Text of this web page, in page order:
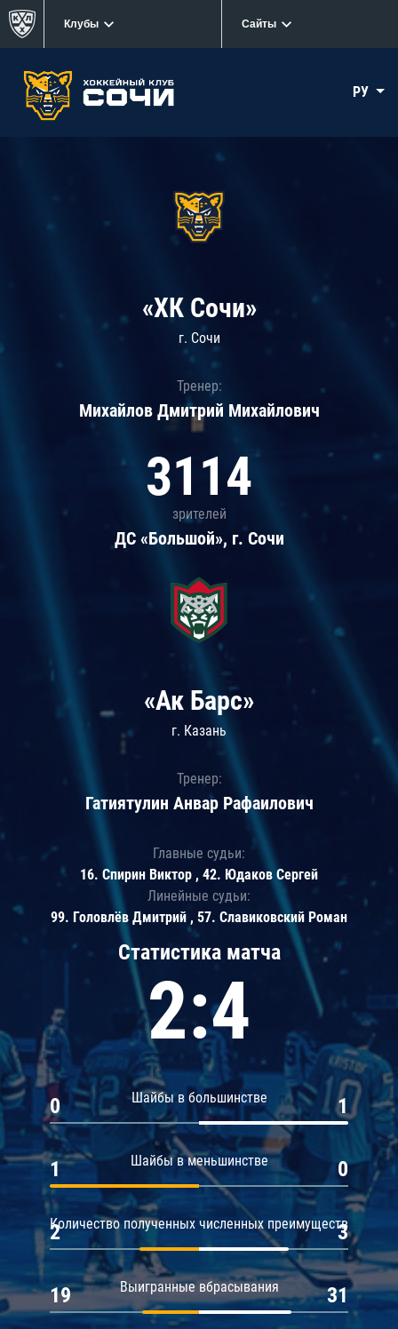
Клубы Сайты
РУ
«ХК Сочи»
г. Сочи
Тренер:
Михайлов Дмитрий Михайлович
3114
зрителей
ДС «Большой», г. Сочи
Статистика матча
2:4
Шайбы в большинстве
0 1
Шайбы в меньшинстве
1 0
Количество полученных численных преимуществ
2 3
Выигранные вбрасывания
19 31
«Ак Барс»
г. Казань
Тренер:
Гатиятулин Анвар Рафаилович
Главные судьи:
16. Спирин Виктор , 42. Юдаков Сергей
Линейные судьи:
99. Головлёв Дмитрий , 57. Славиковский Роман